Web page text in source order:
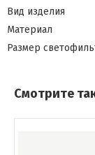
Вид изделия
Материал
Размер
Смотрите